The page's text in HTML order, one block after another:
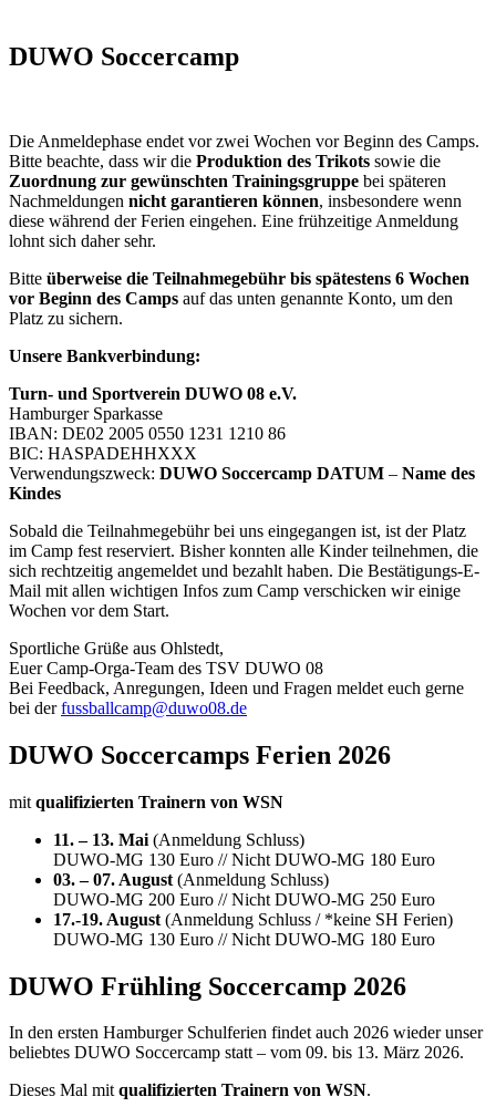
DUWO Soccercamp
Die Anmeldephase endet vor zwei Wochen vor Beginn des Camps.
Bitte beachte, dass wir die Produktion des Trikots sowie die
Zuordnung zur gewünschten Trainingsgruppe bei späteren
Nachmeldungen nicht garantieren können, insbesondere wenn
diese während der Ferien eingehen. Eine frühzeitige Anmeldung
lohnt sich daher sehr.
Bitte überweise die Teilnahmegebühr bis spätestens 6 Wochen
vor Beginn des Camps auf das unten genannte Konto, um den
Platz zu sichern.
Unsere Bankverbindung:
Turn- und Sportverein DUWO 08 e.V.
Hamburger Sparkasse
IBAN: DE02 2005 0550 1231 1210 86
BIC: HASPADEHHXXX
Verwendungszweck: DUWO Soccercamp DATUM – Name des
Kindes
Sobald die Teilnahmegebühr bei uns eingegangen ist, ist der Platz
im Camp fest reserviert. Bisher konnten alle Kinder teilnehmen, die
sich rechtzeitig angemeldet und bezahlt haben. Die Bestätigungs-E-
Mail mit allen wichtigen Infos zum Camp verschicken wir einige
Wochen vor dem Start.
Sportliche Grüße aus Ohlstedt,
Euer Camp-Orga-Team des TSV DUWO 08
Bei Feedback, Anregungen, Ideen und Fragen meldet euch gerne
bei derfussballcamp@duwo08.de
DUWO Soccercamps Ferien 2026
mit qualifizierten Trainern von WSN
11. – 13. Mai (Anmeldung Schluss)
DUWO-MG 130 Euro // Nicht DUWO-MG 180 Euro
03. – 07. August (Anmeldung Schluss)
DUWO-MG 200 Euro // Nicht DUWO-MG 250 Euro
17.-19. August (Anmeldung Schluss / *keine SH Ferien)
DUWO-MG 130 Euro // Nicht DUWO-MG 180 Euro
DUWO Frühling Soccercamp 2026
In den ersten Hamburger Schulferien findet auch 2026 wieder unser
beliebtes DUWO Soccercamp statt – vom 09. bis 13. März 2026.
Dieses Mal mitqualifizierten Trainern von WSN.